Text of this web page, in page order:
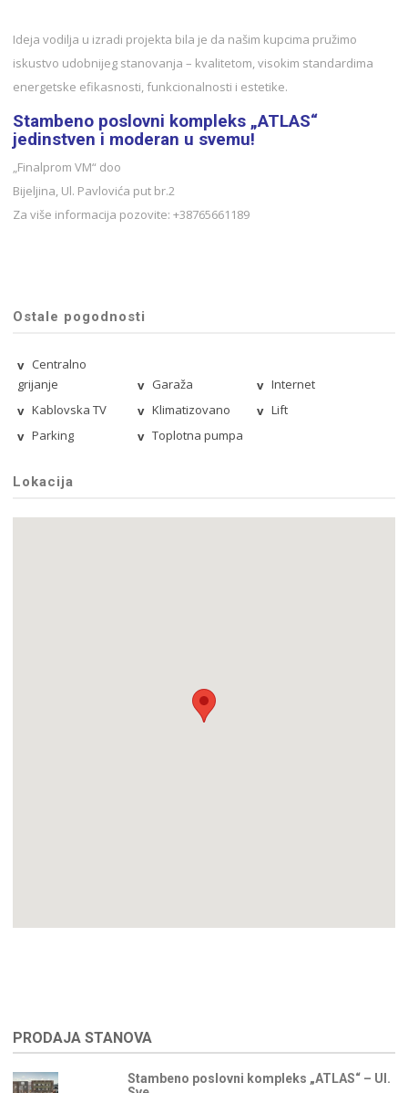
Ideja vodilja u izradi projekta bila je da našim kupcima pružimo
iskustvo udobnijeg stanovanja – kvalitetom, visokim standardima
energetske efikasnosti, funkcionalnosti i estetike.
Stambeno poslovni kompleks „ATLAS“
jedinstven i moderan u svemu!
„Finalprom VM“ doo
Bijeljina, Ul. Pavlovića put br.2
Za više informacija pozovite: +38765661189
Ostale pogodnosti
Centralno
grijanje
Garaža
Internet
Kablovska TV
Klimatizovano
Lift
Parking
Toplotna pumpa
Lokacija
PRODAJA STANOVA
Stambeno poslovni kompleks „ATLAS“ – Ul.